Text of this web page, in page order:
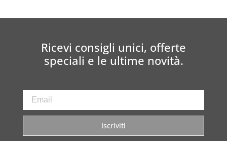
Ricevi consigli unici, offerte
speciali e le ultime novità.
Iscriviti